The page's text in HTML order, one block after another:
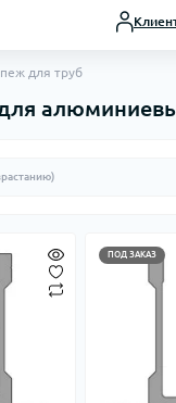
для труб
ПОД ЗАКАЗ